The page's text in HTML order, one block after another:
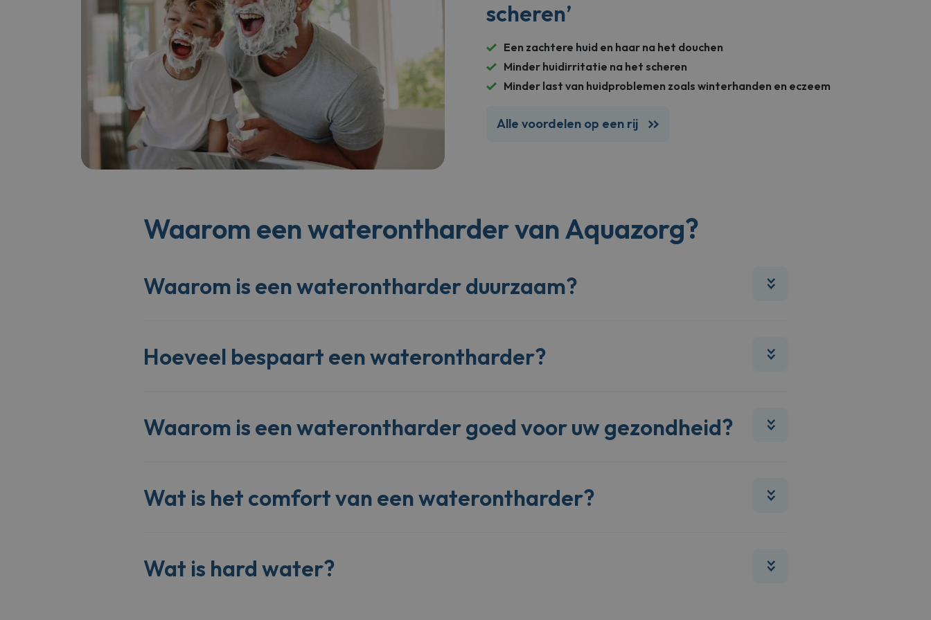
scheren’
Een zachtere huid en haar na het douchen
Minder huidirritatie na het scheren
Minder last van huidproblemen zoals winterhanden en eczeem
Alle voordelen op een rij
Waarom een waterontharder van Aquazorg?
Waarom is een waterontharder duurzaam?
Hoeveel bespaart een waterontharder?
Waarom is een waterontharder goed voor uw gezondheid?
Wat is het comfort van een waterontharder?
Wat is hard water?
sbjs_migrations .aquazorg.nl
sbjs_current_add